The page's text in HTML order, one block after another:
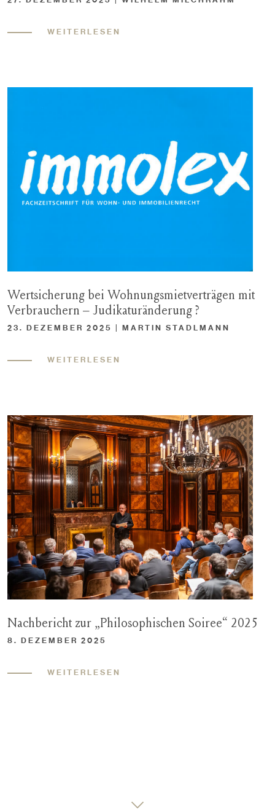
WEITERLESEN
Wertsicherung bei Wohnungsmietverträgen mit
Verbrauchern – Judikaturänderung ?
23. DEZEMBER 2025 | MARTIN STADLMANN
WEITERLESEN
Nachbericht zur „Philosophischen Soiree“ 2025
8. DEZEMBER 2025
WEITERLESEN